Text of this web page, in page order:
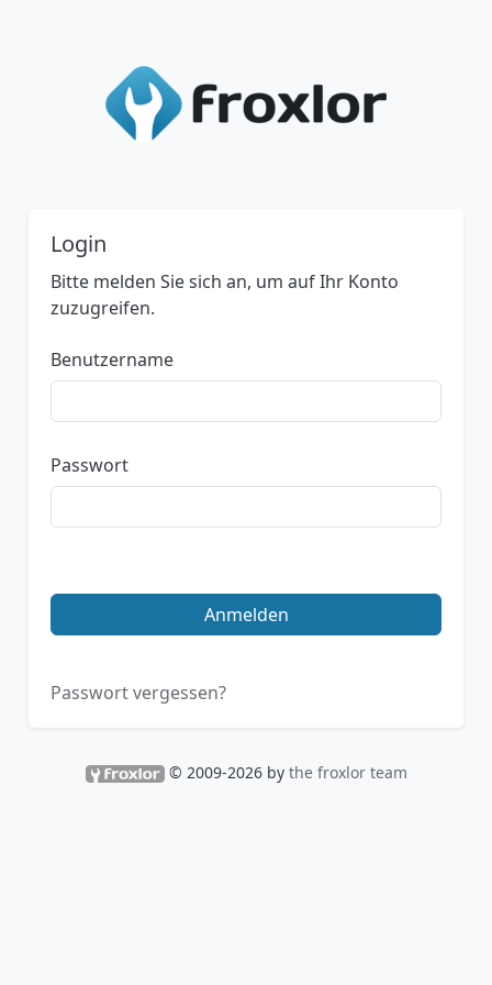
Login
Bitte melden Sie sich an, um auf Ihr Konto
zuzugreifen.
Benutzername
Passwort
Anmelden
Passwort vergessen?
© 2009-2026 by the froxlor team